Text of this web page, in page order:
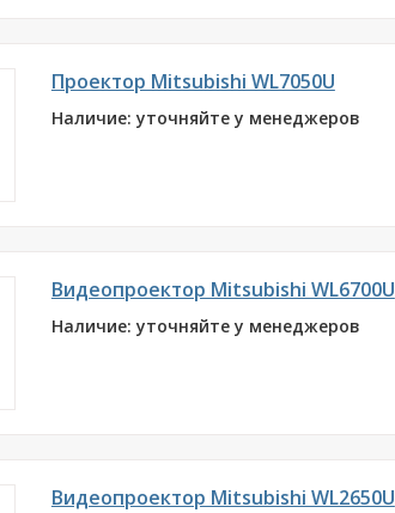
Проектор Mitsubishi WL7050U
Наличие: уточняйте у менеджеров
Видеопроектор Mitsubishi WL6700U
Наличие: уточняйте у менеджеров
Видеопроектор Mitsubishi WL2650U